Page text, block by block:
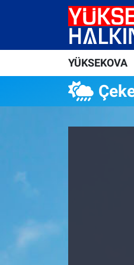
YÜKSEKOVA
Yüksekova Nöbetçi
Yüksekova Hava
Yüksekova Trafik
Haber Arşivi